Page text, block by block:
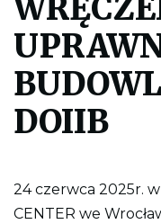
e
l
i
k
p
d
f
d
d
r
u
DOIIB
24 czerwca 2025r.
CENTER we